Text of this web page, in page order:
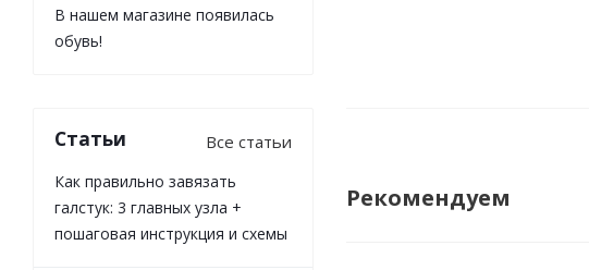
Рекомендуем
В нашем магазине появилась
обувь!
Статьи Все статьи
Как правильно завязать
галстук: 3 главных узла +
пошаговая инструкция и схемы